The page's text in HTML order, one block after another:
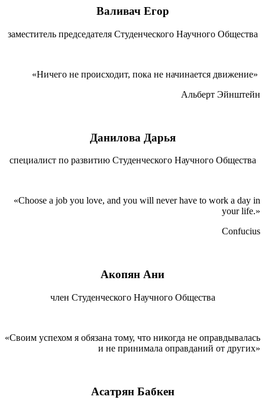
Валивач Егор
заместитель председателя Студенческого Научного Общества
«Ничего не происходит, пока не начинается движение»
Альберт Эйнштейн
Данилова Дарья
специалист по развитию Студенческого Научного Общества
«Choose a job you love, and you will never have to work a day in
your life.»
Confucius
Акопян Ани
член Студенческого Научного Общества
«Своим успехом я обязана тому, что никогда не оправдывалась
и не принимала оправданий от других»
Асатрян Бабкен